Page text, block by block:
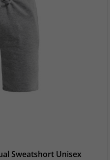
Sweatshort Unisex